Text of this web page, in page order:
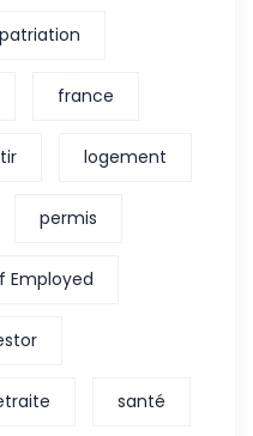
france
logement
permis
Employed
santé